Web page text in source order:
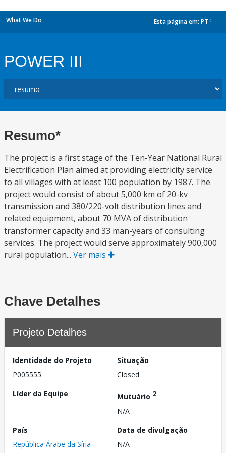
What We Do Esta página em: PT
POWER III
Resumo*
The project is a first stage of the Ten-Year National Rural
Electrification Plan aimed at providing electricity service
to all villages with at least 100 population by 1987. The
project would consist of about 5,000 km of 20-kv
transmission and 380/220-volt distribution lines and
related equipment, about 70 MVA of distribution
transformer capacity and 33 man-years of consulting
services. The project would serve approximately 900,000
rural population... Ver mais
Chave Detalhes
Projeto Detalhes
Identidade do Projeto
P005555
Situação
Closed
Líder da Equipe
Mutuário 2
N/A
País
República Árabe da Síria
Data de divulgação
N/A